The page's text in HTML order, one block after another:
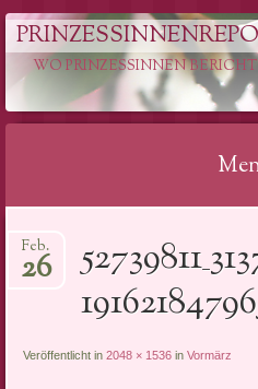
WO PRINZESSINNEN
zum
Feb.
26
Veröffentlicht in2048 × 1536 inVormärz